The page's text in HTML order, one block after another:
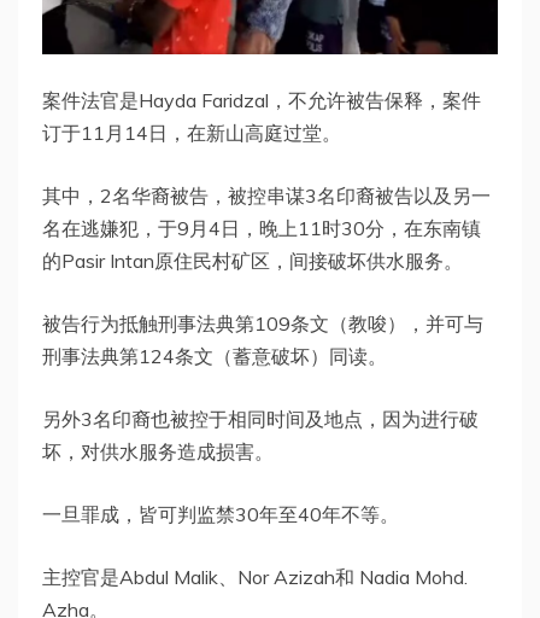
案件法官是Hayda Faridzal，不允许被告保释，案件
订于11月14日，在新山高庭过堂。
其中，2名华裔被告，被控串谋3名印裔被告以及另一
名在逃嫌犯，于9月4日，晚上11时30分，在东南镇
的Pasir Intan原住民村矿区，间接破坏供水服务。
被告行为抵触刑事法典第109条文（教唆），并可与
刑事法典第124条文（蓄意破坏）同读。
另外3名印裔也被控于相同时间及地点，因为进行破
坏，对供水服务造成损害。
一旦罪成，皆可判监禁30年至40年不等。
主控官是Abdul Malik、Nor Azizah和 Nadia Mohd.
Azha。